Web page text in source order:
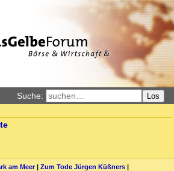
Suche: Los
am Meer| Zum Tode Jürgen Küßners |